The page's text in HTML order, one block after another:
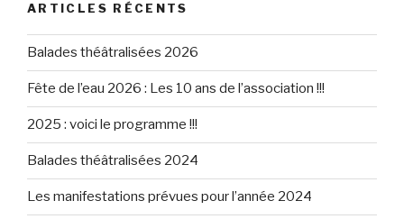
ARTICLES RÉCENTS
Balades théâtralisées 2026
Fête de l’eau 2026 : Les 10 ans de l’association !!!
2025 : voici le programme !!!
Balades théâtralisées 2024
Les manifestations prévues pour l’année 2024